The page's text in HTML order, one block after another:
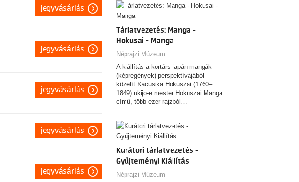
jegyvásárlás
jegyvásárlás
jegyvásárlás
jegyvásárlás
jegyvásárlás
Tárlatvezetés: Manga -
Hokusai - Manga
Néprajzi Múzeum
A kiállítás a kortárs japán mangák
(képregények) perspektívájából
közelít Kacusika Hokuszai (1760–
1849) ukijo-e mester Hokuszai Manga
című, több ezer rajzból…
Kurátori tárlatvezetés -
Gyűjteményi Kiállítás
Néprajzi Múzeum